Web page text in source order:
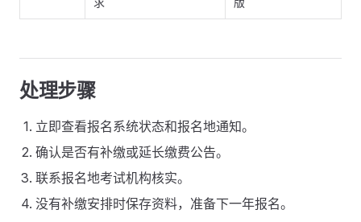
处理步骤
立即查看报名系统状态和报名地通知。
确认是否有补缴或延长缴费公告。
联系报名地考试机构核实。
没有补缴安排时保存资料，准备下一年报名。